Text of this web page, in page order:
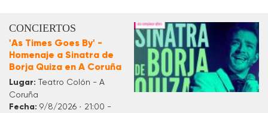
CONCIERTOS
'As Times Goes By' -
Homenaje a Sinatra de
Borja Quiza en A Coruña
Lugar: Teatro Colón - A
Coruña
Fecha: 9/8/2026 · 21:00 -